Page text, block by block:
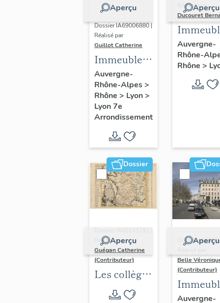
Aperçu
Dossier IA69006880 |
Réalisé par
Guillot Catherine
Immeubles,
maisons
Auvergne-
Rhône-Alpes>
Rhône > Lyon>
Lyon 7e
Arrondissement
Aperçu
Réalisé par
Ducouret
du
Saint-
Auvergne-
Rhône-
Rhône >
Dossier
Aperçu
Réalisé par
Guégan Catherine
(Contributeur)
Les collèges
jésuites
Aperçu
Dossier
Belle
(Contributeur)
du
Auvergne-